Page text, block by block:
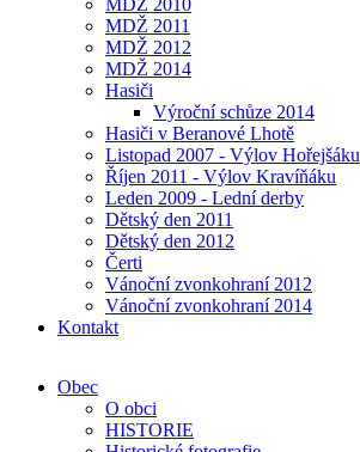
MDŽ 2010
MDŽ 2011
MDŽ 2012
MDŽ 2014
Hasiči
Výroční schůze 2014
Hasiči v Beranové Lhotě
Listopad 2007 - Výlov Hořejšáku
Říjen 2011 - Výlov Kravíňáku
Leden 2009 - Lední derby
Dětský den 2011
Dětský den 2012
Čerti
Vánoční zvonkohraní 2012
Vánoční zvonkohraní 2014
Kontakt
Obec
O obci
HISTORIE